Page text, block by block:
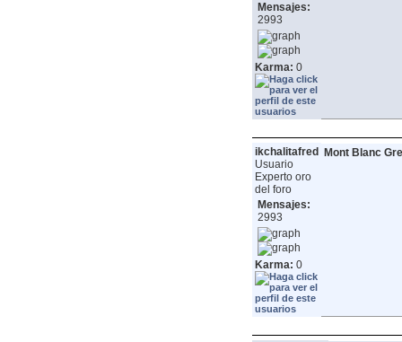
Mensajes:
2993
Karma: 0
ikchalitafred
Usuario
Experto oro
del foro
Mensajes:
2993
Karma: 0
Mont Blanc